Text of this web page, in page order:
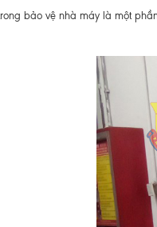
bảo vệ nhà máy là một